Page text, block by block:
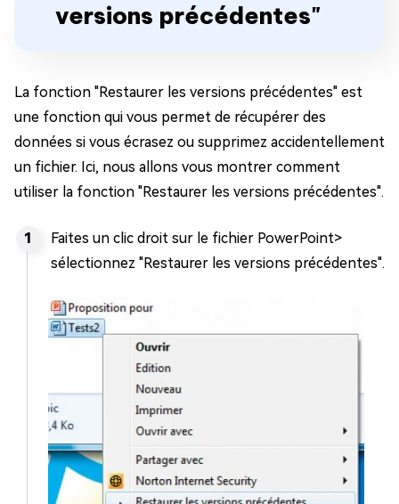
versions précédentes"
La fonction "Restaurer les versions précédentes" est
une fonction qui vous permet de récupérer des
données si vous écrasez ou supprimez accidentellement
un fichier. Ici, nous allons vous montrer comment
utiliser la fonction "Restaurer les versions précédentes".
Faites un clic droit sur le fichier PowerPoint>
sélectionnez "Restaurer les versions précédentes".